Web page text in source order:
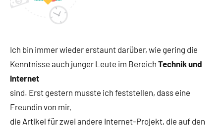
Ich bin immer wieder erstaunt darüber, wie gering die
Kenntnisse auch junger Leute im Bereich Technik und
Internet
sind. Erst gestern musste ich feststellen, dass eine
Freundin von mir,
die Artikel für zwei andere Internet-Projekt, die auf den